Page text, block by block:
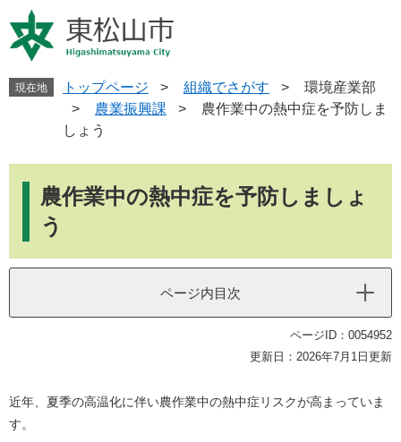
ー
ジ
ニ
ュ
現在地 トップページ > 組織でさがす >
環境産業部
>
農業振興課 >
農作業中の熱中症を予防しま
しょう
農作業中の熱中症を予防しましょ
う
ページ内目次
ページID：0054952
更新日：2026年7月1日更新
近年、夏季の高温化に伴い農作業中の熱中症リスクが高まっていま
す。